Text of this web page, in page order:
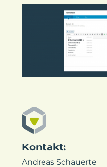
Kontakt:
Andreas Schauerte